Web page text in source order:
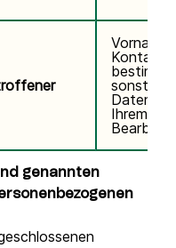
sonstige
Daten im
Ihrem
genannten